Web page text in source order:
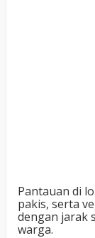
Pantauan di
pakis, serta
dengan jarak
warga.